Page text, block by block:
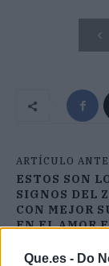
Que.es - Do
ARTÍCULO
ESTOS SON
SIGNOS DEL
CON MEJOR
EN EL AMOR